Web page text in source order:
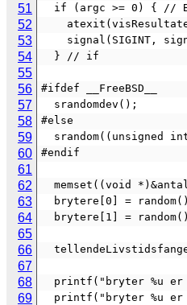
51
if (argc >= 0) {
52
53
signal(SIGINT,
54
  } // if
55
56
#ifdef __FreeBSD__
57
  srandomdev();
58 #else
59
srandom((unsigned
60 #endif
61
62
memset((void
63
brytere[0] =
64
brytere[1] =
65
66
67
68
printf("bryter %u
69
printf("bryter %u